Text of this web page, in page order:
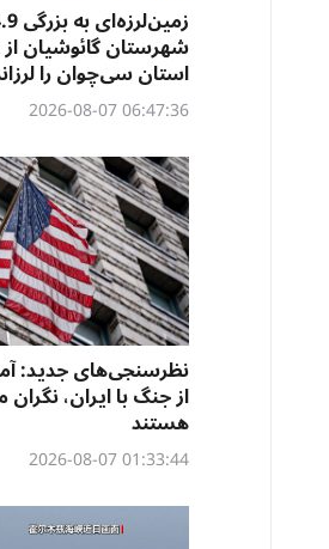
شهرستان گائوشیان از
استان سی‌چوان را
06:47:36 2026-08-07
نظرسنجی‌‌های جدید:
از جنگ با ایران،
هستند
01:33:44 2026-08-07